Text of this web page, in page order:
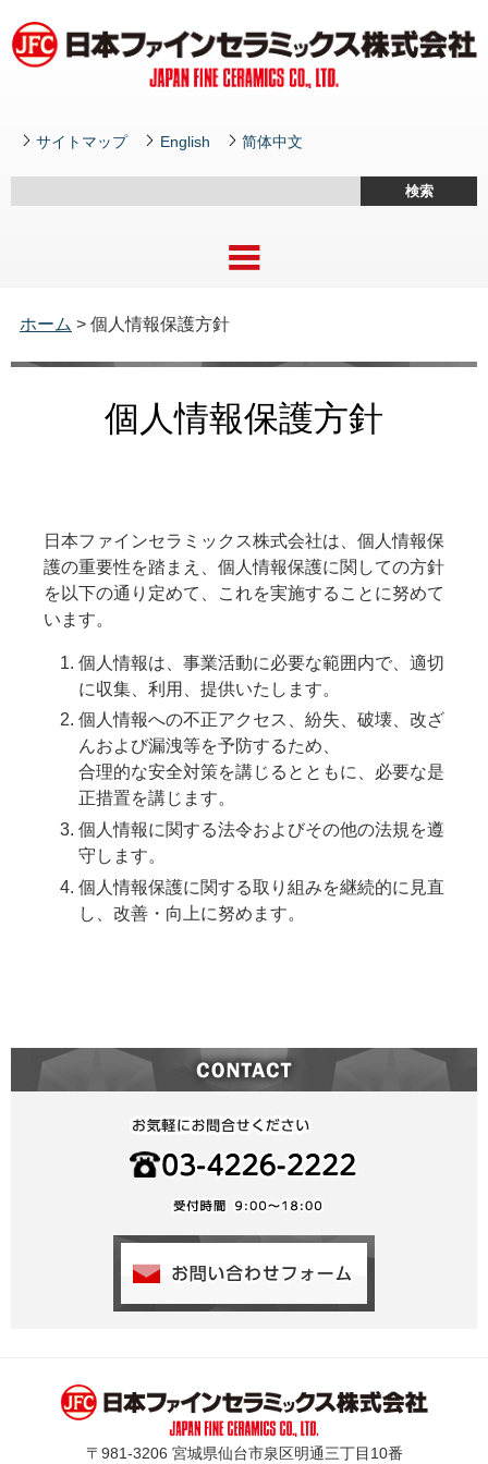
サイトマップ English 简体中文
ホーム > 個人情報保護方針
個人情報保護方針
日本ファインセラミックス株式会社は、個人情報保
護の重要性を踏まえ、個人情報保護に関しての方針
を以下の通り定めて、これを実施することに努めて
います。
個人情報は、事業活動に必要な範囲内で、適切
に収集、利用、提供いたします。
個人情報への不正アクセス、紛失、破壊、改ざ
んおよび漏洩等を予防するため、
合理的な安全対策を講じるとともに、必要な是
正措置を講じます。
個人情報に関する法令およびその他の法規を遵
守します。
個人情報保護に関する取り組みを継続的に見直
し、改善・向上に努めます。
〒981-3206 宮城県仙台市泉区明通三丁目10番